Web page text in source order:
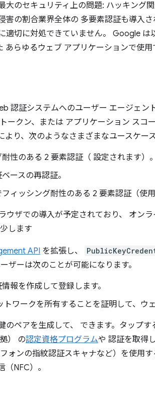
大のセキュリティ上の問題: ハッキング
害の割合業界全体の 多要素認証も導入
適切に対処できていません。 Google は
あらゆるウェブ アプリケーションで使
認証システムへのユーザー エージェン
ークン、または アプリケーション スコ
り、次のようなさまざまなユースケー
性のある 2 要素認証（ 設定されます）。
ースの再認証。
ィッシング耐性のある 2 要素認証（使用
ウザでの導入が予定されており、 オン
します
API を拡張し、
ザーは次のことが可能になります。
報を作成して登録します。
ワークを所有することを証明して、ウ
のペアを生成して、 できます。タップ
） の認定資格プログラムや 認証を取得
ォンの指紋認証スキャナなど）を使用
NFC）。